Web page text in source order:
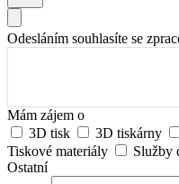
Odesláním souhlasíte se
Mám zájem o
3D tisk
3D tiskárny
Tiskové materiály
Služby
Ostatní